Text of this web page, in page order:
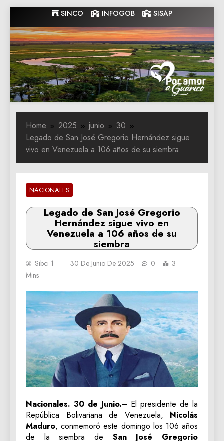
to
content
SINCO INFOGOB SISAP
Gobernacion
de Guarico
Gobernacion de Guarico
Home 2025 junio
30
Legado de San José Gregorio Hernández sigue
vivo en Venezuela a 106 años de su siembra
NACIONALES
Legado de San José Gregorio
Hernández sigue vivo en
Venezuela a 106 años de su
siembra
Sibci 1 30 De Junio De 2025 0
3
Mins
Nacionales. 30 de Junio.– El presidente de la
República Bolivariana de Venezuela, Nicolás
Maduro, conmemoró este domingo los 106 años
de la siembra de San José Gregorio